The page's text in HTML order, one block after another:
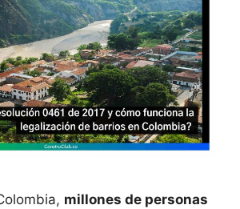
millones de personas